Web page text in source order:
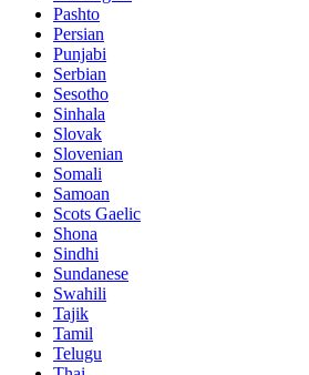
Pashto
Persian
Punjabi
Serbian
Sesotho
Sinhala
Slovak
Slovenian
Somali
Samoan
Scots Gaelic
Shona
Sindhi
Sundanese
Swahili
Tajik
Tamil
Telugu